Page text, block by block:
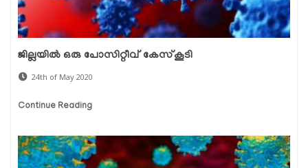
ജില്ലയില്‍ ഒരു പോസിറ്റീവ് കേസ്‌കൂടി
24th of May 2020
Continue Reading